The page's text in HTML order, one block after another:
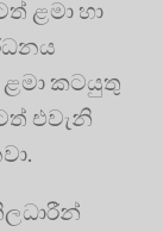
ළමා හා
කටයුතු
එවැනි